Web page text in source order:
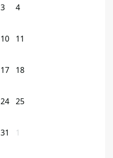
3 4
10 11
17 18
24 25
31 1